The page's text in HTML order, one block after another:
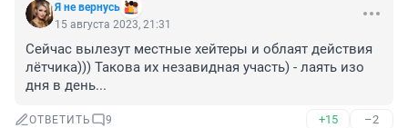
Я не вернусь
15 августа 2023, 21:31
Сейчас вылезут местные хейтеры и облаят действия
лётчика))) Такова их незавидная участь) - лаять изо
дня в день...
ОТВЕТИТЬ 9 +15 –2